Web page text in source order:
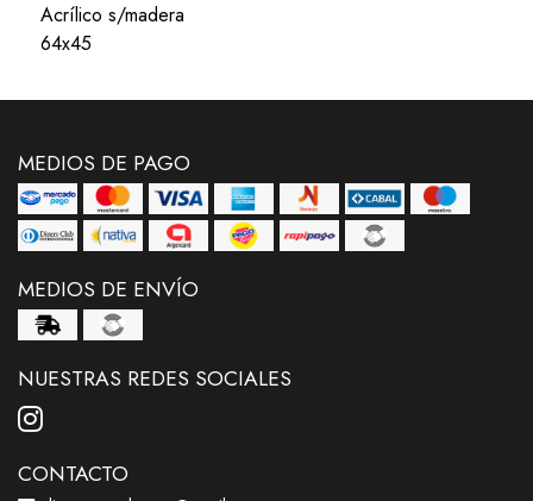
Acrílico s/madera
64x45
MEDIOS DE PAGO
MEDIOS DE ENVÍO
NUESTRAS REDES SOCIALES
CONTACTO